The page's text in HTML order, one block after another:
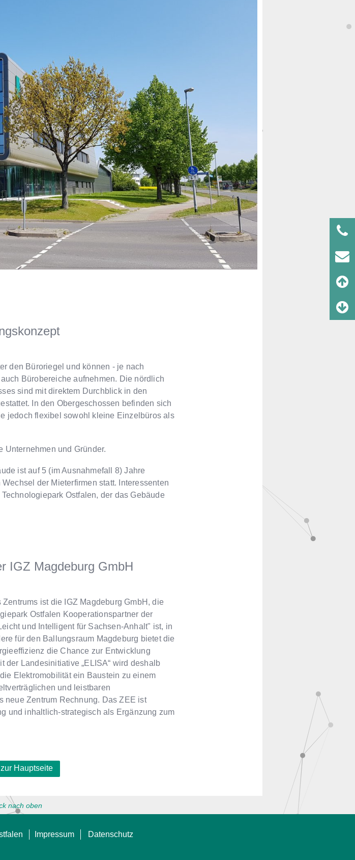
den Büroriegel und können - je nach
Bürobereiche aufnehmen. Die nördlich
sind mit direktem Durchblick in den
In den Obergeschossen befinden sich
jedoch flexibel sowohl kleine Einzelbüros als
Unternehmen und Gründer.
ist auf 5 (im Ausnahmefall 8) Jahre
der Mieterfirmen statt. Interessenten
Ostfalen, der das Gebäude
IGZ Magdeburg GmbH
ist die IGZ Magdeburg GmbH, die
Ostfalen Kooperationspartner der
und Intelligent für Sachsen-Anhalt" ist, in
für den Ballungsraum Magdeburg bietet die
die Chance zur Entwicklung
der Landesinitiative „ELISA“ wird deshalb
Elektromobilität ein Baustein zu einem
und leistbaren
neue Zentrum Rechnung. Das ZEE ist
und inhaltlich-strategisch als Ergänzung zum
Hauptseite
nach oben
Impressum Datenschutz